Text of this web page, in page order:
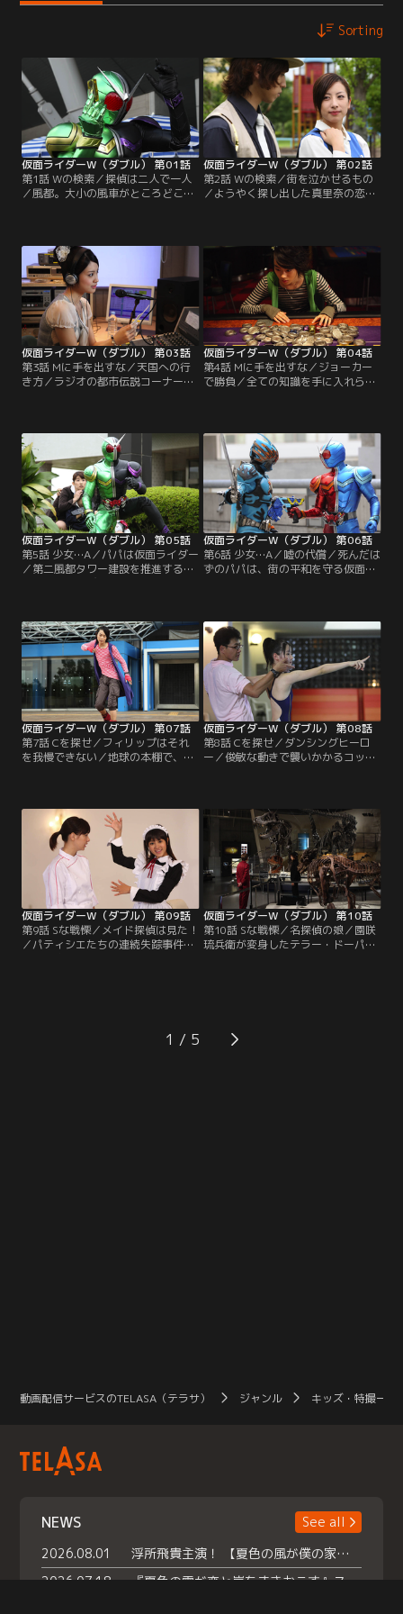
Sorting
仮面ライダーW（ダブル） 第01話
第1話 Wの検索／探偵は二人で一人
／風都。大小の風車がところどころ
ではなく、ハードボイルドを気取っ
たカッコつけ青年・左翔太郎だっ
た。翔太郎の探偵の仕事に同行した
亜樹子はこの街・風都の真実を知る
ことになる。
仮面ライダーW（ダブル） 第02話
第2話 Wの検索／街を泣かせるもの
／ようやく探し出した真里奈の恋
をブレイクしたが、突如現れた謎の
巨大怪物が陽介をさらっていった！
直後、陽介は遺体で発見される。翔
太郎は、悲しみにくれる真里奈に犯
人を見つけることを誓った。
仮面ライダーW（ダブル） 第03話
第3話 Mに手を出すな／天国への行
き方／ラジオの都市伝説コーナーで
コロッセオ」が、風都にあるという
のだ。興味を持つフィリップ。信じ
ない翔太郎。そこにミリオンコロッ
セオにはまって、おかしくなってし
まった娘を調べてほしいという依頼
が舞い込んだ！
仮面ライダーW（ダブル） 第04話
第4話 Mに手を出すな／ジョーカー
で勝負／全ての知識を手に入れられ
ドをインプットすると、機能が止ま
ってしまうのだった。その時、ミリ
オンコロッセオに潜入した亜樹子か
ら連絡が！フィリップ絶不調の中、
ダブルは勝ちを掴めるのか？
仮面ライダーW（ダブル） 第05話
第5話 少女…A／パパは仮面ライダー
／第二風都タワー建設を推進する市
議・楠原みやびが狙われている。み
ず、娘あすかを連れ歩いている。護
衛を依頼されていた翔太郎は、物陰
でライダーに変身し、銃弾の嵐から
母娘を救った。その時、あすかがダ
ブルに言う。「パパ！来てくれたの
ね…パパ！」
仮面ライダーW（ダブル） 第06話
第6話 少女…A／嘘の代償／死んだは
ずのパパは、街の平和を守る仮面の
いたそんな嘘を、少女はずっと信じ
ていた。ハーフボイルドな翔太郎は
そんな嘘につきあっていくのか？一
方、フィリップは第二風都タワー建
設候補地に隠された謎を追う！
仮面ライダーW（ダブル） 第07話
第7話 Cを探せ／フィリップはそれ
を我慢できない／地球の本棚で、鍵
トリートダンスの技らしい。「この
ままじゃ夜も眠れない」。組織から
狙われているから不用意に出歩く
な、という翔太郎の忠告も聞かず
に、フィリップは外へ出ていってし
まう。
仮面ライダーW（ダブル） 第08話
第8話 Cを探せ／ダンシングヒーロ
ー／俊敏な動きで襲いかかるコック
しまった！見つけ出して取り返すと
息巻く翔太郎だが、フィリップはヘ
ブンズトルネードを見ることにしか
興味がない。仕方なく翔太郎はフィ
リップの検索無しでコックローチに
迫ることにした。
仮面ライダーW（ダブル） 第09話
第9話 Sな戦慄／メイド探偵は見た！
／パティシエたちの連続失踪事件の
潜り込んだ！だが、彼らはその屋敷
がどんな恐ろしいところなのか知ら
仮面ライダーW（ダブル） 第10話
第10話 Sな戦慄／名探偵の娘／園咲
琉兵衛が変身したテラー・ドーパン
うらやましかったのかもしれない、
と言う亜樹子に、翔太郎は「おやっ
1
動画配信サービスのTELASA（テラサ） ジャンル キッズ・特撮一覧
NEWS
See all
2026.08.01
浮所飛貴主演！ 【夏色の風が僕の家にやってきた】 本日よりテラサで独占配信スタート！
2026.07.18
『夏色の雲が恋と嵐をまきおこす』スペシャルメイキング 【Part1】2026年７月18日（土）23時30分～配信スタート！話題のシーンの裏側を大公開！豪華キャスト大集合！ 『武宮家 真夏の家族会議』開催！